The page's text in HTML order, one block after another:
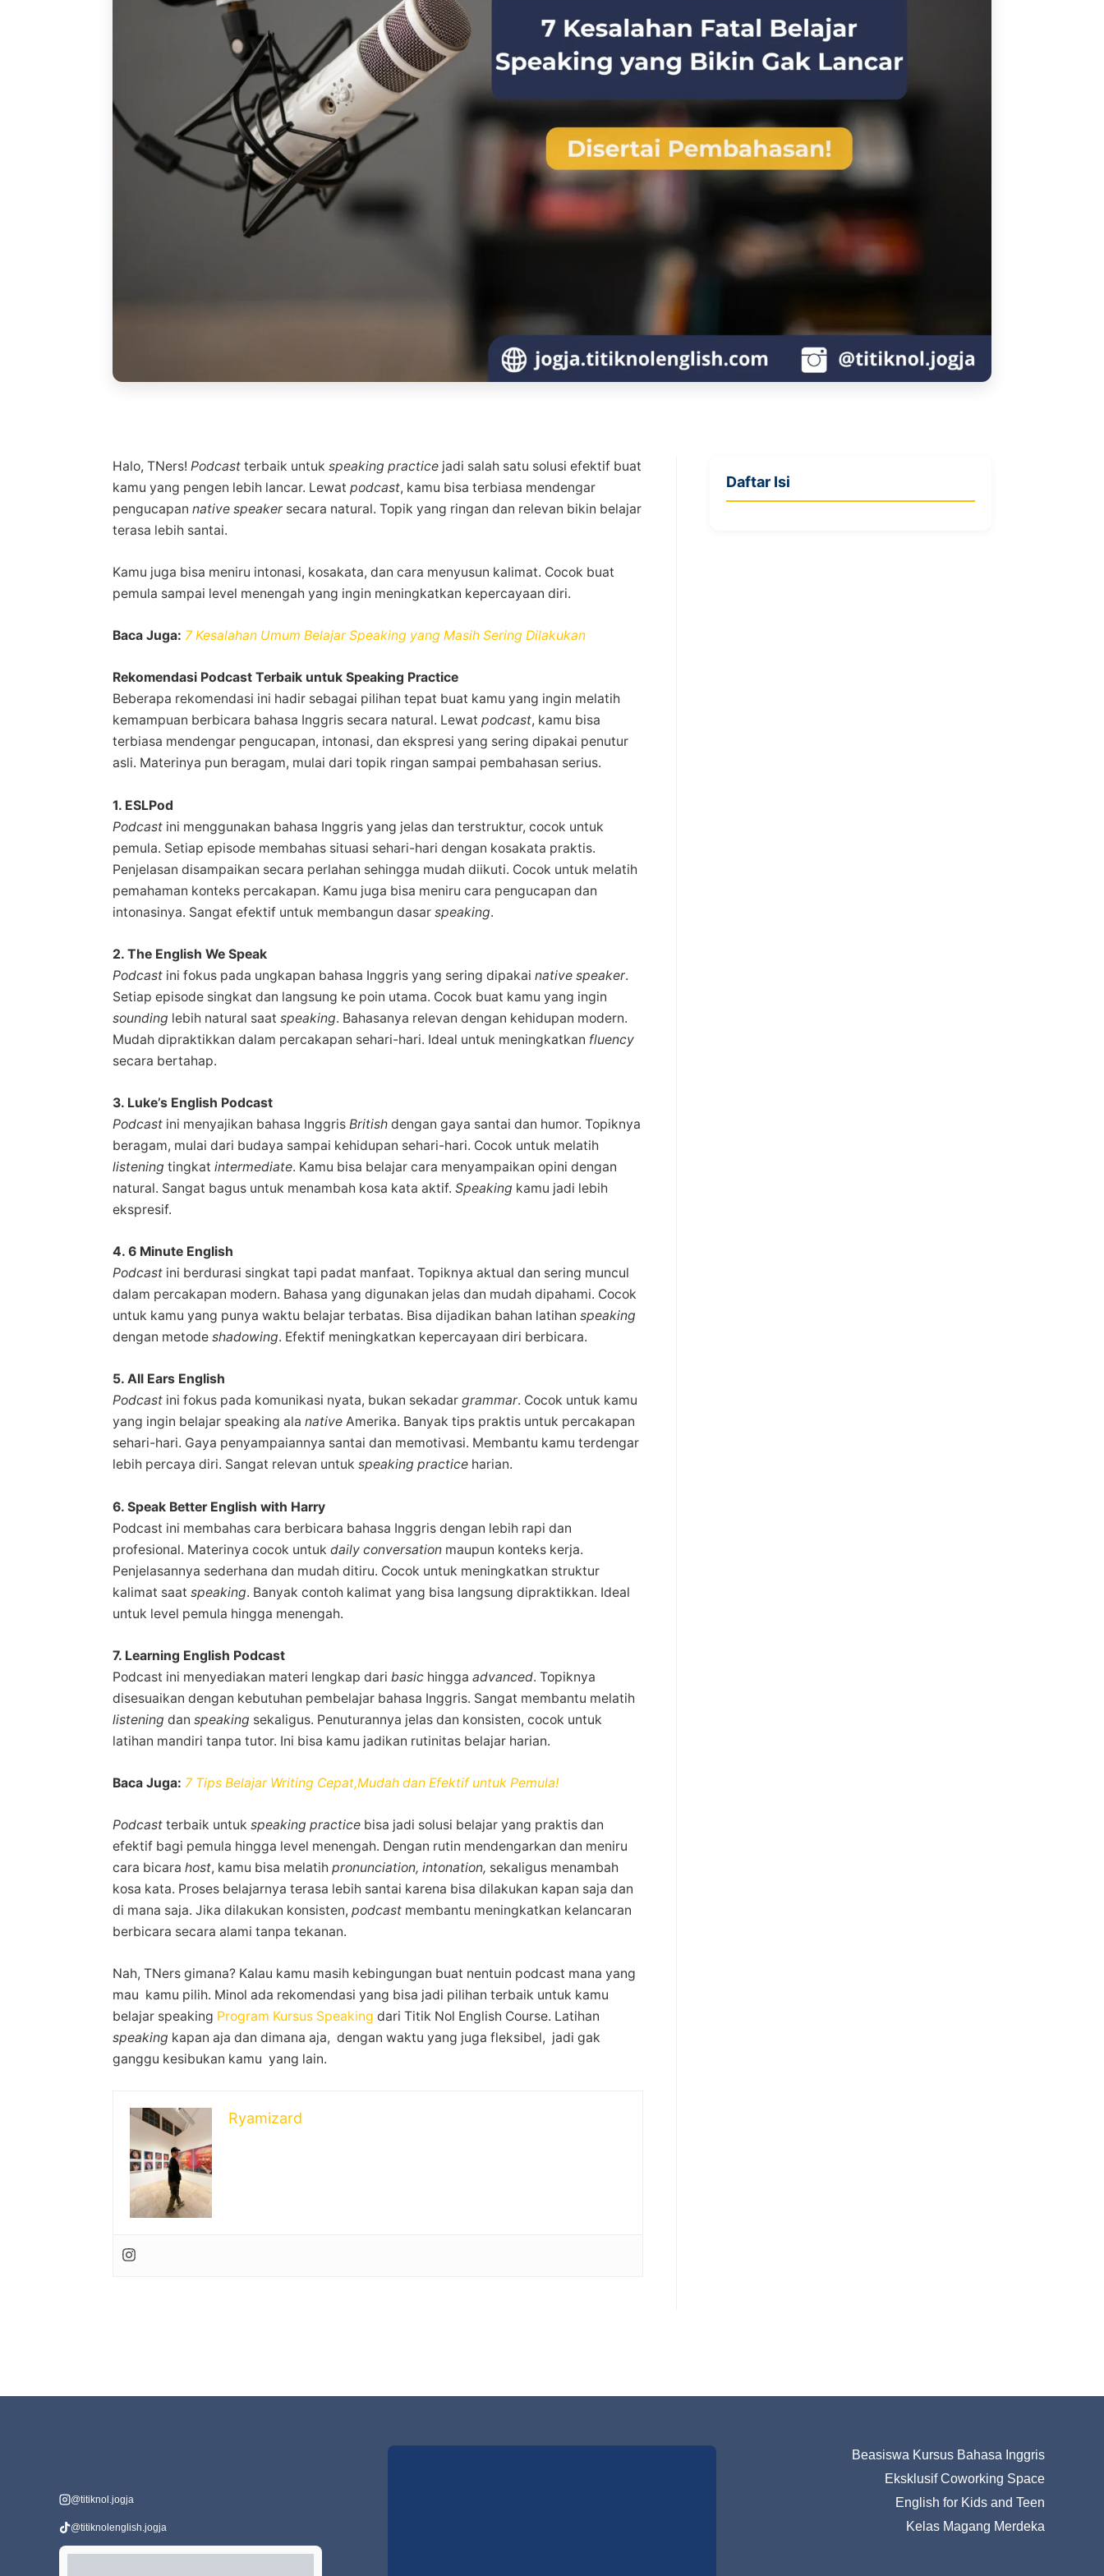
Halo, TNers! Podcast terbaik untuk speaking practice jadi salah satu solusi efektif buat
kamu yang pengen lebih lancar. Lewat podcast, kamu bisa terbiasa mendengar
pengucapan native speakersecara natural. Topik yang ringan dan relevan bikin belajar
terasa lebih santai.
Kamu juga bisa meniru intonasi, kosakata, dan cara menyusun kalimat. Cocok buat
pemula sampai level menengah yang ingin meningkatkan kepercayaan diri.
Baca Juga: 7 Kesalahan Umum Belajar Speaking yang Masih Sering Dilakukan
Rekomendasi Podcast Terbaik untuk Speaking Practice
Beberapa rekomendasi ini hadir sebagai pilihan tepat buat kamu yang ingin melatih
kemampuan berbicara bahasa Inggris secara natural. Lewat podcast, kamu bisa
terbiasa mendengar pengucapan, intonasi, dan ekspresi yang sering dipakai penutur
asli. Materinya pun beragam, mulai dari topik ringan sampai pembahasan serius.
1. ESLPod
Podcast ini menggunakan bahasa Inggris yang jelas dan terstruktur, cocok untuk
pemula. Setiap episode membahas situasi sehari-hari dengan kosakata praktis.
Penjelasan disampaikan secara perlahan sehingga mudah diikuti. Cocok untuk melatih
pemahaman konteks percakapan. Kamu juga bisa meniru cara pengucapan dan
intonasinya. Sangat efektif untuk membangun dasar speaking.
2. The English We Speak
Podcast ini fokus pada ungkapan bahasa Inggris yang sering dipakai native speaker.
Setiap episode singkat dan langsung ke poin utama. Cocok buat kamu yang ingin
sounding lebih natural saat speaking. Bahasanya relevan dengan kehidupan modern.
Mudah dipraktikkan dalam percakapan sehari-hari. Ideal untuk meningkatkan fluency
secara bertahap.
3. Luke’s English Podcast
Podcast ini menyajikan bahasa Inggris British dengan gaya santai dan humor. Topiknya
beragam, mulai dari budaya sampai kehidupan sehari-hari. Cocok untuk melatih
listening tingkat intermediate. Kamu bisa belajar cara menyampaikan opini dengan
natural. Sangat bagus untuk menambah kosa kata aktif. Speaking kamu jadi lebih
ekspresif.
4. 6 Minute English
Podcast ini berdurasi singkat tapi padat manfaat. Topiknya aktual dan sering muncul
dalam percakapan modern. Bahasa yang digunakan jelas dan mudah dipahami. Cocok
untuk kamu yang punya waktu belajar terbatas. Bisa dijadikan bahan latihan speaking
dengan metode shadowing. Efektif meningkatkan kepercayaan diri berbicara.
5. All Ears English
Podcast ini fokus pada komunikasi nyata, bukan sekadar grammar. Cocok untuk kamu
yang ingin belajar speaking ala native Amerika. Banyak tips praktis untuk percakapan
sehari-hari. Gaya penyampaiannya santai dan memotivasi. Membantu kamu terdengar
lebih percaya diri. Sangat relevan untuk speaking practice harian.
6. Speak Better English with Harry
Podcast ini membahas cara berbicara bahasa Inggris dengan lebih rapi dan
profesional. Materinya cocok untuk daily conversation maupun konteks kerja.
Penjelasannya sederhana dan mudah ditiru. Cocok untuk meningkatkan struktur
kalimat saat speaking. Banyak contoh kalimat yang bisa langsung dipraktikkan. Ideal
untuk level pemula hingga menengah.
7. Learning English Podcast
Podcast ini menyediakan materi lengkap dari basic hingga advanced. Topiknya
disesuaikan dengan kebutuhan pembelajar bahasa Inggris. Sangat membantu melatih
listening dan speaking sekaligus. Penuturannya jelas dan konsisten, cocok untuk
latihan mandiri tanpa tutor. Ini bisa kamu jadikan rutinitas belajar harian.
Baca Juga: 7 Tips Belajar Writing Cepat,Mudah dan Efektif untuk Pemula!
Podcast terbaik untuk speaking practice bisa jadi solusi belajar yang praktis dan
efektif bagi pemula hingga level menengah. Dengan rutin mendengarkan dan meniru
cara bicara host, kamu bisa melatih pronunciation, intonation, sekaligus menambah
kosa kata. Proses belajarnya terasa lebih santai karena bisa dilakukan kapan saja dan
di mana saja. Jika dilakukan konsisten, podcast membantu meningkatkan kelancaran
berbicara secara alami tanpa tekanan.
Nah, TNers gimana? Kalau kamu masih kebingungan buat nentuin podcast mana yang
mau kamu pilih. Minol ada rekomendasi yang bisa jadi pilihan terbaik untuk kamu
belajar speaking Program Kursus Speaking dari Titik Nol English Course. Latihan
speaking kapan aja dan dimana aja, dengan waktu yang juga fleksibel, jadi gak
ganggu kesibukan kamu yang lain.
Ryamizard
Daftar Isi
@titiknol.jogja
@titiknolenglish.jogja
Beasiswa Kursus Bahasa Inggris
Eksklusif Coworking Space
English for Kids and Teen
Kelas Magang Merdeka